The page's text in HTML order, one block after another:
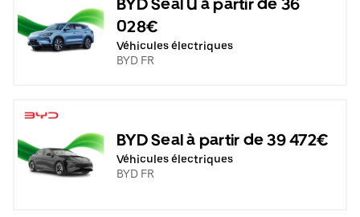
028€
Véhicules électriques
BYD FR
BYD Seal à partir de 39 472€
Véhicules électriques
BYD FR